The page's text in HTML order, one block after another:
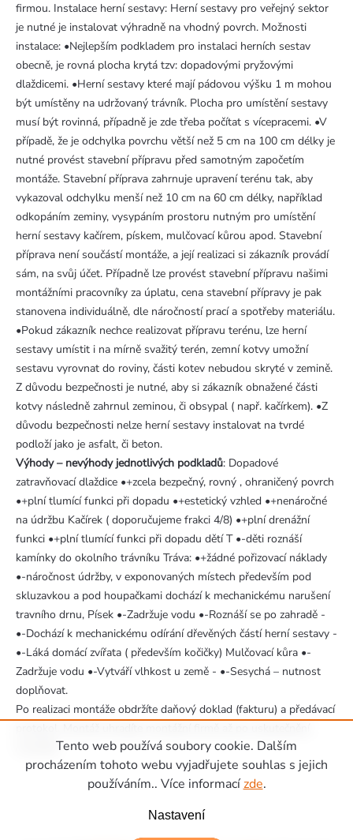
Tento web používá soubory cookie. Dalším
procházením tohoto webu vyjadřujete souhlas s jejich
používáním.. Více informacízde.
Nastavení
firmou. Instalace herní sestavy: Herní sestavy pro veřejný sektor
je nutné je instalovat výhradně na vhodný povrch. Možnosti
instalace: •Nejlepším podkladem pro instalaci herních sestav
obecně, je rovná plocha krytá tzv: dopadovými pryžovými
dlaždicemi. •Herní sestavy které mají pádovou výšku 1 m mohou
být umístěny na udržovaný trávník. Plocha pro umístění sestavy
musí být rovinná, případně je zde třeba počítat s vícepracemi. •V
případě, že je odchylka povrchu větší než 5 cm na 100 cm délky je
nutné provést stavební přípravu před samotným započetím
montáže. Stavební příprava zahrnuje upravení terénu tak, aby
vykazoval odchylku menší než 10 cm na 60 cm délky, například
odkopáním zeminy, vysypáním prostoru nutným pro umístění
herní sestavy kačírem, pískem, mulčovací kůrou apod. Stavební
příprava není součástí montáže, a její realizaci si zákazník provádí
sám, na svůj účet. Případně lze provést stavební přípravu našimi
montážními pracovníky za úplatu, cena stavební přípravy je pak
stanovena individuálně, dle náročností prací a spotřeby materiálu.
•Pokud zákazník nechce realizovat přípravu terénu, lze herní
sestavy umístit i na mírně svažitý terén, zemní kotvy umožní
sestavu vyrovnat do roviny, části kotev nebudou skryté v zemině.
Z důvodu bezpečnosti je nutné, aby si zákazník obnažené části
kotvy následně zahrnul zeminou, či obsypal ( např. kačírkem). •Z
důvodu bezpečnosti nelze herní sestavy instalovat na tvrdé
podloží jako je asfalt, či beton.
Výhody – nevýhody jednotlivých podkladů: Dopadové
zatravňovací dlaždice •+zcela bezpečný, rovný , ohraničený povrch
•+plní tlumící funkci při dopadu •+estetický vzhled •+nenáročné
na údržbu Kačírek ( doporučujeme frakci 4/8) •+plní drenážní
funkci •+plní tlumící funkci při dopadu dětí T •-děti roznáší
kamínky do okolního trávníku Tráva: •+žádné pořizovací náklady
•-náročnost údržby, v exponovaných místech především pod
skluzavkou a pod houpačkami dochází k mechanickému narušení
travního drnu, Písek •-Zadržuje vodu •-Roznáší se po zahradě -
•-Dochází k mechanickému odírání dřevěných částí herní sestavy -
•-Láká domácí zvířata ( především kočičky) Mulčovací kůra •-
Zadržuje vodu •-Vytváří vlhkost u země - •-Sesychá – nutnost
doplňovat.
Po realizaci montáže obdržíte daňový doklad (fakturu) a předávací
montáže.
Zápatí